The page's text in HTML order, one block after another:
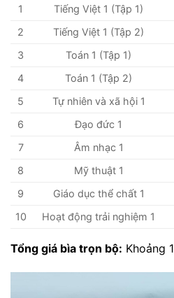
1
Tiếng Việt 1 (Tập 1)
2
Tiếng Việt 1 (Tập 2)
3
Toán 1 (Tập 1)
4
Toán 1 (Tập 2)
5
Tự nhiên và xã hội 1
6
Đạo đức 1
7
Âm nhạc 1
8
Mỹ thuật 1
9
Giáo dục thể chất 1
10
Hoạt động trải nghiệm 1
Tổng giá bìa trọn bộ: Khoảng